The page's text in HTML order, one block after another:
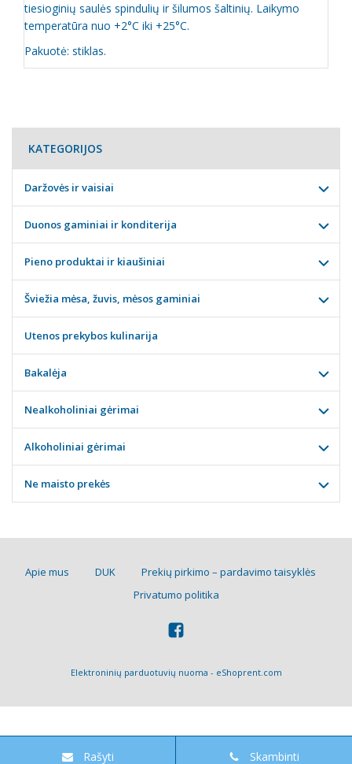
tiesioginių saulės spindulių ir šilumos šaltinių. Laikymo
temperatūra nuo +2°C iki +25°C.
Pakuotė: stiklas.
KATEGORIJOS
Daržovės ir vaisiai
Duonos gaminiai ir konditerija
Pieno produktai ir kiaušiniai
Šviežia mėsa, žuvis, mėsos gaminiai
Utenos prekybos kulinarija
Bakalėja
Nealkoholiniai gėrimai
Alkoholiniai gėrimai
Ne maisto prekės
Apie mus DUK
Prekių pirkimo – pardavimo taisyklės
Privatumo politika
Elektroninių parduotuvių nuoma - eShoprent.com
Rašyti Skambinti